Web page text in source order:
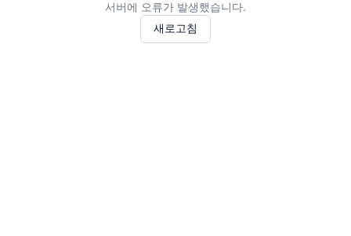
서버에 오류가 발생했습니다.
새로고침